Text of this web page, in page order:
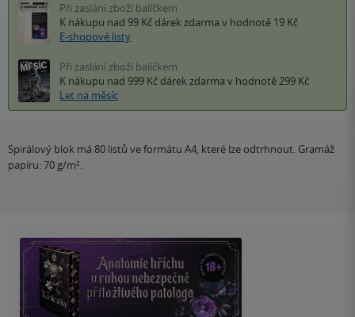
Při zaslání zboží balíčkem
K nákupu nad 99 Kč dárek zdarma v hodnotě 19 Kč
E-shopové listy
Při zaslání zboží balíčkem
K nákupu nad 999 Kč dárek zdarma v hodnotě 299 Kč
Let na měsíc
Spirálový blok má 80 listů ve formátu A4, které lze odtrhnout. Gramáž
papíru: 70 g/m².